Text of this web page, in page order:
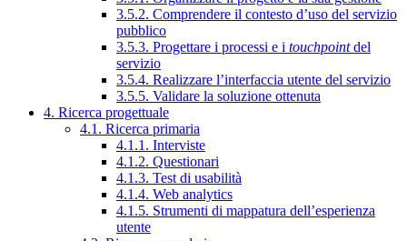
3.5.2. Comprendere il contesto d’uso del servizio
pubblico
3.5.3. Progettare i processi e i touchpointdel
servizio
3.5.4. Realizzare l’interfaccia utente del servizio
3.5.5. Validare la soluzione ottenuta
4. Ricerca progettuale
4.1. Ricerca primaria
4.1.1. Interviste
4.1.2. Questionari
4.1.3. Test di usabilità
4.1.4. Web analytics
4.1.5. Strumenti di mappatura dell’esperienza
utente